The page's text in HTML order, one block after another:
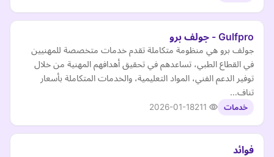
Gulfpro - جولف برو
جولف برو هي منظومة متكاملة تقدم خدمات متخصصة للمهنيين
في القطاع الطبي، تساعدهم في تحقيق أهدافهم المهنية من خلال
توفير الدعم الفني، المواد التعليمية، والخدمات المتكاملة بأسعار
تناف…
خدمات 2026-01-18
فوائد